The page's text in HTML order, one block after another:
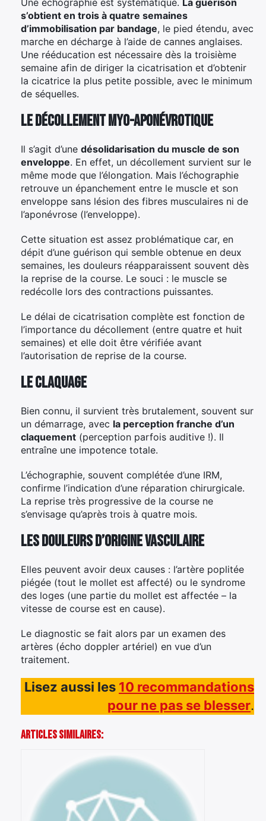
s’obtient en trois à quatre semaines
d’immobilisation par bandage, le pied étendu, avec
marche en décharge à l’aide de cannes anglaises.
Une rééducation est nécessaire dès la troisième
semaine afin de diriger la cicatrisation et d’obtenir
la cicatrice la plus petite possible, avec le minimum
de séquelles.
Le décollement myo-aponévrotique
Il s’agit d’une désolidarisation du muscle de son
enveloppe. En effet, un décollement survient sur le
même mode que l’élongation. Mais l’échographie
retrouve un épanchement entre le muscle et son
enveloppe sans lésion des fibres musculaires ni de
l’aponévrose (l’enveloppe).
Cette situation est assez problématique car, en
dépit d’une guérison qui semble obtenue en deux
semaines, les douleurs réapparaissent souvent dès
la reprise de la course. Le souci : le muscle se
redécolle lors des contractions puissantes.
Le délai de cicatrisation complète est fonction de
l’importance du décollement (entre quatre et huit
semaines) et elle doit être vérifiée avant
l’autorisation de reprise de la course.
Le claquage
Bien connu, il survient très brutalement, souvent sur
un démarrage, avec la perception franche d’un
claquement (perception parfois auditive !). Il
entraîne une impotence totale.
L’échographie, souvent complétée d’une IRM,
confirme l’indication d’une réparation chirurgicale.
La reprise très progressive de la course ne
s’envisage qu’après trois à quatre mois.
Les douleurs d’origine vasculaire
Elles peuvent avoir deux causes : l’artère poplitée
piégée (tout le mollet est affecté) ou le syndrome
des loges (une partie du mollet est affectée – la
vitesse de course est en cause).
Le diagnostic se fait alors par un examen des
artères (écho doppler artériel) en vue d’un
traitement.
Lisez aussi les 10 recommandations
pour ne pas se blesser.
Articles Similaires: